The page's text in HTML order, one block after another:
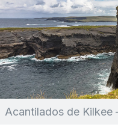
Acantilados de Kilkee